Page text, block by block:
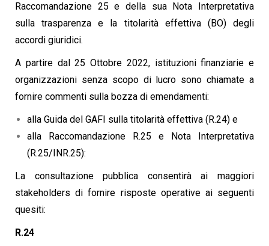
Raccomandazione 25 e della sua Nota Interpretativa
sulla trasparenza e la titolarità effettiva (BO) degli
accordi giuridici.
A partire dal 25 Ottobre 2022, istituzioni finanziarie e
organizzazioni senza scopo di lucro sono chiamate a
fornire commenti sulla bozza di emendamenti:
alla Guida del GAFI sulla titolarità effettiva (R.24) e
alla Raccomandazione R.25 e Nota Interpretativa
(R.25/INR.25):
La consultazione pubblica consentirà ai maggiori
stakeholders di fornire risposte operative ai seguenti
quesiti:
R.24